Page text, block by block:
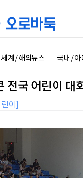
세계 / 해외뉴스 국내 /
전국 어린이 대
이]